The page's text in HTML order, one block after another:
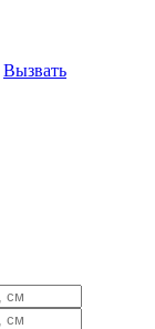
Вызвать